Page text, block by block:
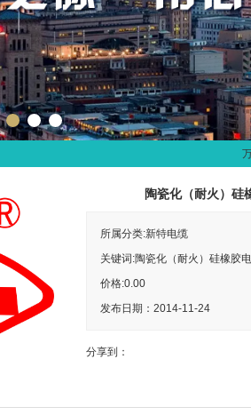
陶瓷化（耐火）硅
所属分类:新特电缆
关键词:陶瓷化（耐火）硅橡胶
价格:0.00
发布日期：2014-11-24
分享到：